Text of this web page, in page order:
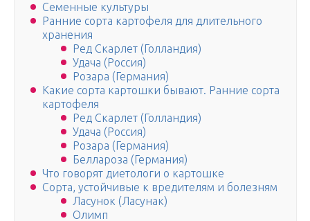
Семенные культуры
Ранние сорта картофеля для длительного
хранения
Ред Скарлет (Голландия)
Удача (Россия)
Розара (Германия)
Какие сорта картошки бывают. Ранние сорта
картофеля
Ред Скарлет (Голландия)
Удача (Россия)
Розара (Германия)
Беллароза (Германия)
Что говорят диетологи о картошке
Сорта, устойчивые к вредителям и болезням
Ласунок (Ласунак)
Олимп